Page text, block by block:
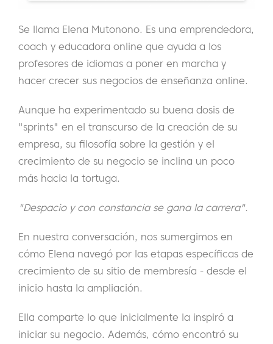
Se llama Elena Mutonono. Es una emprendedora,
coach y educadora online que ayuda a los
profesores de idiomas a poner en marcha y
hacer crecer sus negocios de enseñanza online.
Aunque ha experimentado su buena dosis de
"sprints" en el transcurso de la creación de su
empresa, su filosofía sobre la gestión y el
crecimiento de su negocio se inclina un poco
más hacia la tortuga.
"Despacio y con constancia se gana la carrera".
En nuestra conversación, nos sumergimos en
cómo Elena navegó por las etapas específicas de
crecimiento de su sitio de membresía - desde el
inicio hasta la ampliación.
Ella comparte lo que inicialmente la inspiró a
iniciar su negocio. Además, cómo encontró su